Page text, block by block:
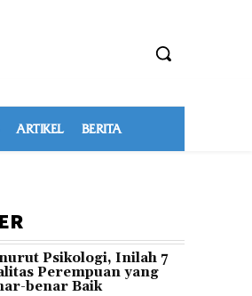
ARTIKEL BERITA
Psikologi, Inilah 7
Perempuan yang
benar Baik